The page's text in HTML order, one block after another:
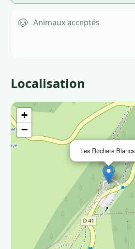
🐶 Animaux acceptés
Localisation
Les Rochers Blancs
+
−